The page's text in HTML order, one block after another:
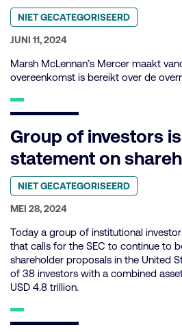
Geplaatst
categorie:
NIET GECATEGORISEERD
GEPUBLICEERD
JUNI 11, 2024
Marsh McLennan’s Mercer maakt
overeenkomst is bereikt over de
Group of investors
statement on
Geplaatst
categorie:
NIET GECATEGORISEERD
GEPUBLICEERD
MEI 28, 2024
Today a group of institutional
that calls for the SEC to continue to
shareholder proposals in the United
of 38 investors with a combined
USD 4.8 trillion.